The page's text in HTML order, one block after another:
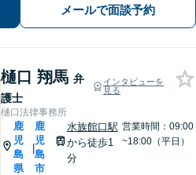
心がけています。はじめて弁護士に相
談される方も、お気軽にご相談くださ
メールで面談予約
樋口 翔馬 弁
護士
インタビューを
見る
樋口法律事務所
鹿
児
島
県
|
鹿
児
島
市
水族館口駅
から徒歩1
分
営業時間：09:00
~18:00（平日）